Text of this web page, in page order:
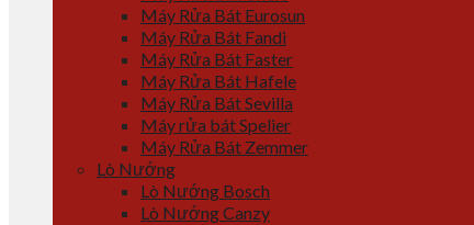
Máy Rửa Bát Eurosun
Máy Rửa Bát Fandi
Máy Rửa Bát Faster
Máy Rửa Bát Hafele
Máy Rửa Bát Sevilla
Máy rửa bát Spelier
Máy Rửa Bát Zemmer
Lò Nướng
Lò Nướng Bosch
Lò Nướng Canzy